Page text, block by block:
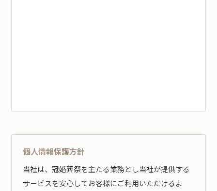
個人情報保護方針
当社は、冠婚葬祭を主たる業務とし当社が提供する
サ－ビスを安心してお客様にご利用いただけるよ